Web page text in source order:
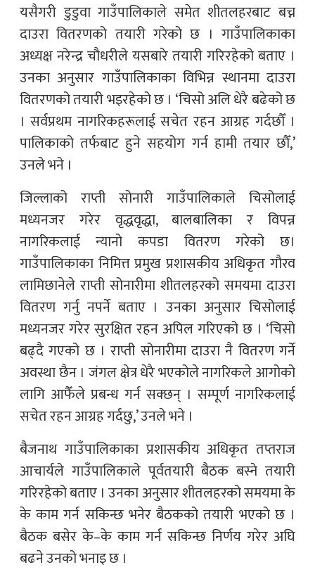
यसैगरी डुडुवा गाउँपालिकाले समेत शीतलहरबाट बच्न
दाउरा वितरणको तयारी गरेको छ । गाउँपालिकाका
अध्यक्ष नरेन्द्र चौधरीले यसबारे तयारी गरिरहेको बताए ।
उनका अनुसार गाउँपालिकाका विभिन्न स्थानमा दाउरा
वितरणको तयारी भइरहेको छ । ‘चिसो अलि धेरै बढेको छ
। सर्वप्रथम नागरिकहरूलाई सचेत रहन आग्रह गर्दछौँ ।
पालिकाको तर्फबाट हुने सहयोग गर्न हामी तयार छौँ,’
उनले भने ।
जिल्लाको राप्ती सोनारी गाउँपालिकाले चिसोलाई
मध्यनजर गरेर वृद्धवृद्धा, बालबालिका र विपन्न
नागरिकलाई न्यानो कपडा वितरण गरेको छ।
गाउँपालिकाका निमित्त प्रमुख प्रशासकीय अधिकृत गौरव
लामिछानेले राप्ती सोनारीमा शीतलहरको समयमा दाउरा
वितरण गर्नु नपर्ने बताए । उनका अनुसार चिसोलाई
मध्यनजर गरेर सुरक्षित रहन अपिल गरिएको छ । ‘चिसो
बढ्दै गएको छ । राप्ती सोनारीमा दाउरा नै वितरण गर्ने
अवस्था छैन । जंगल क्षेत्र धेरै भएकोले नागरिकले आगोको
लागि आफैँले प्रबन्ध गर्न सक्छन् । सम्पूर्ण नागरिकलाई
सचेत रहन आग्रह गर्दछु,’ उनले भने ।
बैजनाथ गाउँपालिकाका प्रशासकीय अधिकृत तप्तराज
आचार्यले गाउँपालिकाले पूर्वतयारी बैठक बस्ने तयारी
गरिरहेको बताए । उनका अनुसार शीतलहरको समयमा के
के काम गर्न सकिन्छ भनेर बैठकको तयारी भएको छ ।
बैठक बसेर के–के काम गर्न सकिन्छ निर्णय गरेर अघि
बढने उनको भनाइ छ ।